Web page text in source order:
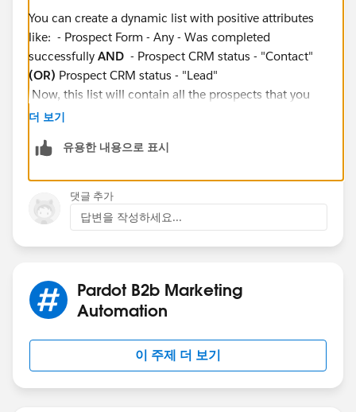
You can create a dynamic list with positive attributes
like: - Prospect Form - Any - Was completed
successfully AND - Prospect CRM status - "Contact"
(OR) Prospect CRM status - "Lead"
Now, this list will contain all the prospects that you
want to avoid, So you can use this dynamic list as 'is
List - Isn't Member of - The above-created list I hope
더 보기
유용한 내용으로 표시
댓글 추가
답변을 작성하세요...
Pardot B2b Marketing
Automation
이 주제 더 보기